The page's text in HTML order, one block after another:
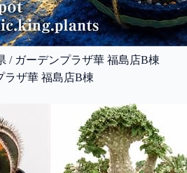
/ ガーデンプラザ華 福島店B棟
ラザ華 福島店B棟